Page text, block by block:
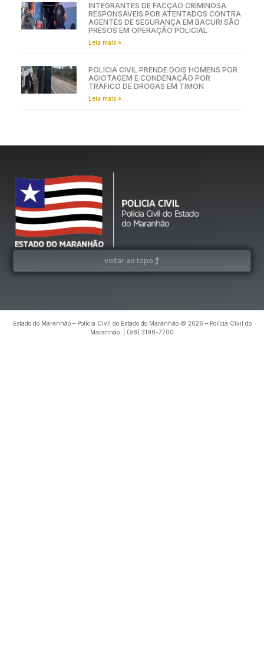
INTEGRANTES DE FACÇÃO CRIMINOSA
RESPONSÁVEIS POR ATENTADOS CONTRA
AGENTES DE SEGURANÇA EM BACURI SÃO
PRESOS EM OPERAÇÃO POLICIAL
Leia mais »
POLÍCIA CIVIL PRENDE DOIS HOMENS POR
AGIOTAGEM E CONDENAÇÃO POR
TRÁFICO DE DROGAS EM TIMON
Leia mais »
voltar ao topo
Estado do Maranhão – Polícia Civil do Estado do Maranhão © 2026 – Polícia Civil do
Maranhão. | (98) 3198-7700